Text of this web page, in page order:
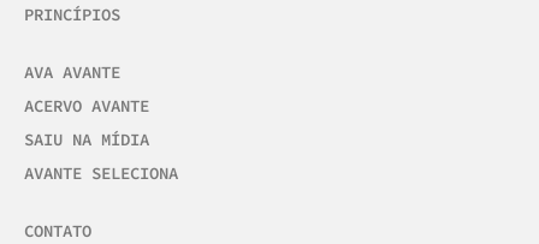
PRINCÍPIOS
AVA AVANTE
ACERVO AVANTE
SAIU NA MÍDIA
AVANTE SELECIONA
CONTATO